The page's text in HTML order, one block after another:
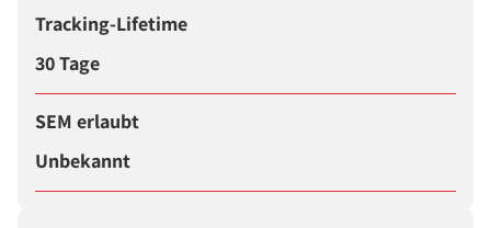
Tracking-Lifetime
30 Tage
SEM erlaubt
Unbekannt